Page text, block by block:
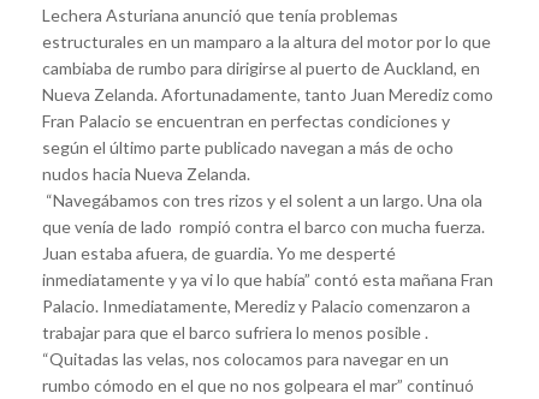
Lechera Asturiana anunció que tenía problemas
estructurales en un mamparo a la altura del motor por lo que
cambiaba de rumbo para dirigirse al puerto de Auckland, en
Nueva Zelanda. Afortunadamente, tanto Juan Merediz como
Fran Palacio se encuentran en perfectas condiciones y
según el último parte publicado navegan a más de ocho
nudos hacia Nueva Zelanda.
“Navegábamos con tres rizos y el solent a un largo. Una ola
que venía de lado rompió contra el barco con mucha fuerza.
Juan estaba afuera, de guardia. Yo me desperté
inmediatamente y ya vi lo que había” contó esta mañana Fran
Palacio. Inmediatamente, Merediz y Palacio comenzaron a
trabajar para que el barco sufriera lo menos posible .
“Quitadas las velas, nos colocamos para navegar en un
rumbo cómodo en el que no nos golpeara el mar” continuó